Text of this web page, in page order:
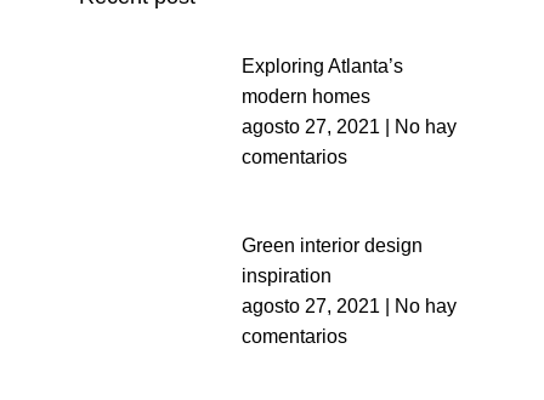
Exploring Atlanta’s
modern homes
agosto 27, 2021
No hay
comentarios
Green interior design
inspiration
agosto 27, 2021
No hay
comentarios